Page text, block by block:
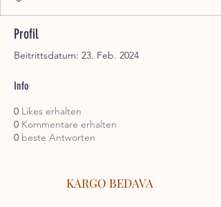
Profil
Beitrittsdatum: 23. Feb. 2024
Info
0 Likes erhalten
0 Kommentare erhalten
0 beste Antworten
KARGO BEDAVA